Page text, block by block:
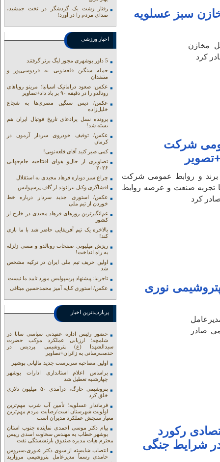
سبز عسلویه
مخازن
کرد
شرکت
و روابط عمومی شرکت
تجربه صنعت و عرصه روابط
کرد
نوری
صادر
رکورد
در شرایط جنگی
رفتار زشت یک گردشگر در تخت جمشید،
صدای مردم را در آورد!
اخبار ورزشی
5 داور بوشهری مجوز لیگ برتر گرفتند
حمله سنگین قلعه‌نویی به فردوسی‌پور و
منتقدان
عکس: صعود دراماتیک اسپانیا؛ مرینو رویاهای
رونالدو را در دقیقه ۹۰ بر باد داد+تصاویر
عکس/ دیس سنگین مصری‌ها به شجاع
خلیل‌زاده
پرونده نسل پرادعای تاریخ فوتبال ایران هم
بسته شد!
عکس/ توقیف خودروی سردار آزمون در
کرمان
کمی صبر کنید آقای قلعه‌نویی!
تصاویری از حال‌و هوای افتتاحیه جام‌جهانی
۲۰۲۶
چراغ سبز دوباره فرهاد مجیدی به استقلال
افشاگری وکیل بیرانوند از گاف‌ پرسپولیس
عکس/ استوری جدید سردار درباره خط
خوردن از تیم ملی
غم‌انگیزترین روزهای فرهاد مجیدی در خارج از
کشور
بالاخره یک تیم آفریقایی حاضر شد با ما بازی
کند!
ریزش میلیونی صفحات رونالدو و مسی زلزله
به راه انداخت!
اولین حریف تیم ملی ایران در ترکیه مشخص
شد
تاجرنیا: پیشنهاد پرسپولیس مورد تایید ما نیست
عکس/ استوری کنایه آمیز محمدحسین میثاقی
پربازدیدترین اخبار
حضور رئیس اداره عقیدتی سیاسی ساتا در
شلمچه؛ ارزیابی عملکرد موکب حضرت
سیدالشهدا (ع) پتروشیمی پردیس در
خدمت‌رسانی به زائران+تصاویر
اولین مصاحبه سرپرست جدید مالیاتی بوشهر
براساس اعلام استانداری ادارات بوشهر
چهارشنبه تعطیل شد
پتروشیمی خارگ، درآمدی ۵۰ میلیون دلاری
خلق کرد
فرماندار عسلویه؛ تأمین آب شرب مهم‌ترین
اولویت شهرستان است/رضایت مردم مهم‌ترین
معیار سنجش عملکرد مدیران است
پیام دکتر موسی احمدی نماینده جنوب استان
بوشهر خطاب به مهندس سخاوت اسدی رییس
محترم هیات مدیره صندوق بازنشستگی نفت
انتصاب شایسته از سوی دکتر عبوری،سیروس
حامدی رسماً مدیرعامل پتروشیمی مروارید